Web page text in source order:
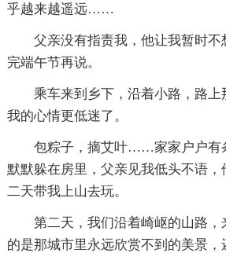
乎越来越遥远……
父亲没有指责我，他让我暂时
完端午节再说。
乘车来到乡下，沿着小路，路上
我的心情更低迷了。
包粽子，摘艾叶……家家户户有
默默躲在房里，父亲见我低头不语
二天带我上山去玩。
第二天，我们沿着崎岖的山路
的是那城市里永远欣赏不到的美景，